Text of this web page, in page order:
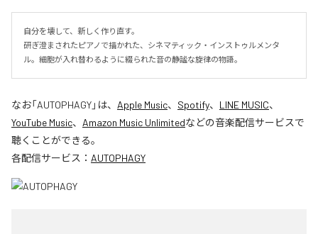
自分を壊して、新しく作り直す。
研ぎ澄まされたピアノで描かれた、シネマティック・インストゥルメンタ
ル。細胞が入れ替わるように綴られた音の静謐な旋律の物語。
なお「AUTOPHAGY」は、 Apple Music、 Spotify、 LINE MUSIC、
YouTube Music、 Amazon Music Unlimitedなどの音楽配信サービスで
聴くことができる。
各配信サービス： AUTOPHAGY